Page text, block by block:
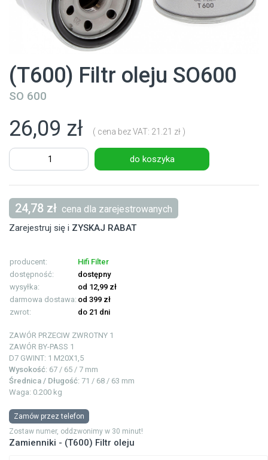
(T600) Filtr oleju SO600
SO 600
26,09 zł ( cena bez VAT: 21.21 zł )
do koszyka
24,78 zł cena dla zarejestrowanych
Zarejestruj się i ZYSKAJ RABAT
producent:
Hifi Filter
dostępność:
dostępny
wysyłka:
od 12,99 zł
darmowa dostawa: od 399 zł
zwrot:
do 21 dni
ZAWÓR PRZECIW ZWROTNY 1
ZAWÓR BY-PASS 1
D7 GWINT: 1 M20X1,5
Wysokość: 67 / 65 / 7 mm
Średnica / Długość: 71 / 68 / 63 mm
Waga: 0.200 kg
Zamów przez telefon
Zostaw numer, oddzwonimy w 30 minut!
Zamienniki - (T600) Filtr oleju